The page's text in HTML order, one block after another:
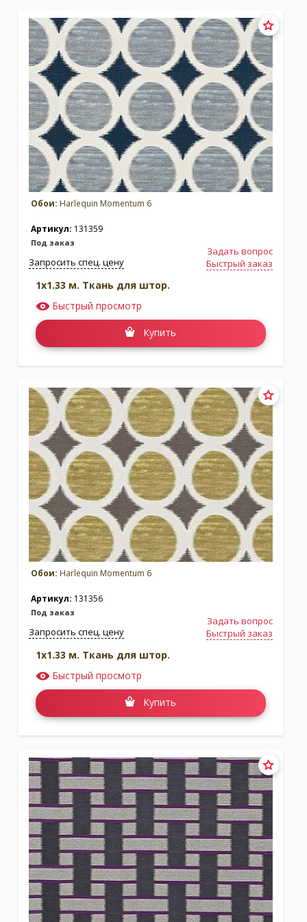
Коллекция:Lucero
Бренд:Harlequin
Под заказ
Коллекция:Mirador
Бренд:Harlequin
Под заказ
Коллекция:Momentum 2
Бренд:
Под заказ Под заказ
Коллекция:Momentum 4
Бренд:Harlequin
Под заказ
Коллекция:Momentum 5
Бренд:Harlequin
Под заказ
Коллекция:Momentum 6
Бренд:Harlequin
Под заказ
Коллекция:Momentum 7
Бренд:Harlequin
Под заказ
Обои: Harlequin Momentum 6
Артикул: 131359
Под заказ
Задать вопрос
Быстрый заказ
Запросить спец. цену
1x1.33 м. Ткань для штор.
Быстрый просмотр
Купить
Обои: Harlequin Momentum 6
Артикул: 131356
Под заказ
Задать вопрос
Быстрый заказ
Запросить спец. цену
1x1.33 м. Ткань для штор.
Быстрый просмотр
Купить